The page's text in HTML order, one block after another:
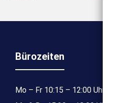
Bürozeiten
Mo – Fr 10:15 – 12:00 Uhr